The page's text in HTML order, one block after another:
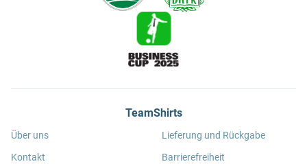
TeamShirts
Über uns
Kontakt
Lieferung und Rückgabe
Barrierefreiheit